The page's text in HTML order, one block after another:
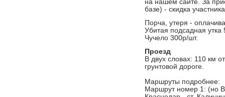
на нашем сайте. За
базе) - скидка
Порча, утеря -
Убитая подсадная
Чучело 300р/шт.
Проезд
В двух словах: 110 км
грунтовой дороге.
Маршруты подробнее:
Маршрут номер 1: (но